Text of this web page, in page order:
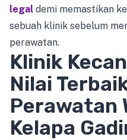
legal demi memastikan
sebuah klinik sebelum
perawatan.
Klinik
Nilai
Perawatan
Kelapa